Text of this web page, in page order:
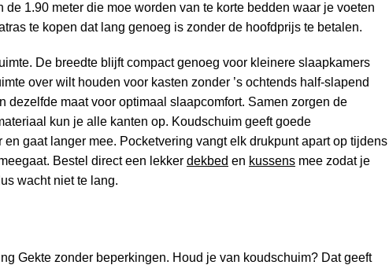
1.90 meter die moe worden van te korte bedden waar je voeten
te kopen dat lang genoeg is zonder de hoofdprijs te betalen.
De breedte blijft compact genoeg voor kleinere slaapkamers
over wilt houden voor kasten zonder ’s ochtends half-slapend
dezelfde maat voor optimaal slaapcomfort. Samen zorgen de
kun je alle kanten op. Koudschuim geeft goede
gaat langer mee. Pocketvering vangt elk drukpunt apart op tijdens
Bestel direct een lekker dekbed en kussens mee zodat je
wacht niet te lang.
Gekte zonder beperkingen. Houd je van koudschuim? Dat geeft